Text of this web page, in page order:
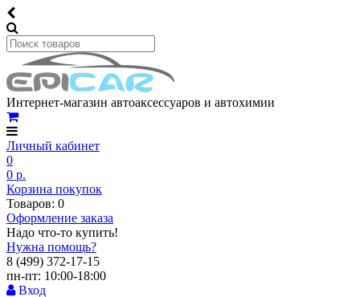
Интернет-магазин автоаксессуаров и автохимии
Личный кабинет
0
0 р.
Корзина покупок
Товаров: 0
Оформление заказа
Надо что-то купить!
Нужна помощь?
8 (499) 372-17-15
пн-пт: 10:00-18:00
Вход